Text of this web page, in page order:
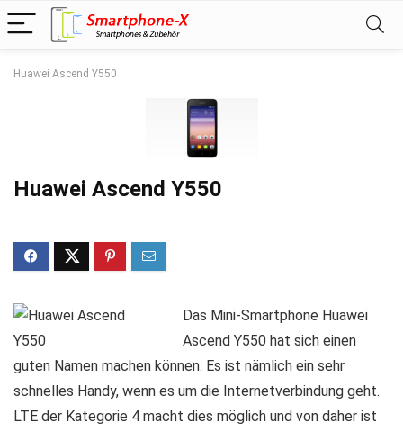
Huawei Ascend Y550
Huawei Ascend Y550
Das Mini-Smartphone Huawei
Ascend Y550 hat sich einen
guten Namen machen können. Es ist nämlich ein sehr
schnelles Handy, wenn es um die Internetverbindung geht.
LTE der Kategorie 4 macht dies möglich und von daher ist